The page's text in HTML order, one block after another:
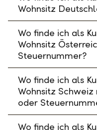
Wohnsitz
Wo finde ich als
Wohnsitz
Steuernummer?
Wo finde ich als
Wohnsitz
oder
Wo finde ich als